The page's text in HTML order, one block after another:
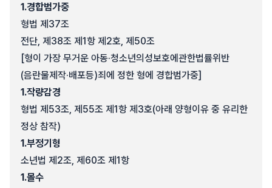
1.경합범가중
형법 제37조
전단, 제38조 제1항 제2호, 제50조
[형이 가장 무거운 아동·청소년의성보호에관한법률위반
(음란물제작·배포등)죄에 정한 형에 경합범가중]
1.작량감경
형법 제53조, 제55조 제1항 제3호(아래 양형이유 중 유리한
정상 참작)
1.부정기형
소년법 제2조, 제60조 제1항
1.몰수